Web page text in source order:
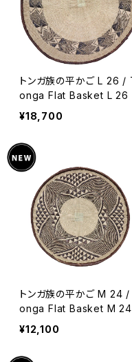
トンガ族の平かご L 26 / T
onga Flat Basket L 26
¥18,700
トンガ族の平かご M 24 / T
onga Flat Basket M 24
¥12,100